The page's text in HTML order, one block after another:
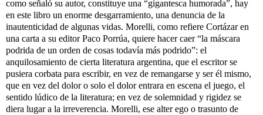
como señaló su autor, constituye una “gigantesca humorada”, hay
en este libro un enorme desgarramiento, una denuncia de la
inautenticidad de algunas vidas. Morelli, como refiere Cortázar en
una carta a su editor Paco Porrúa, quiere hacer caer “la máscara
podrida de un orden de cosas todavía más podrido”: el
anquilosamiento de cierta literatura argentina, que el escritor se
pusiera corbata para escribir, en vez de remangarse y ser él mismo,
que en vez del dolor o solo el dolor entrara en escena el juego, el
sentido lúdico de la literatura; en vez de solemnidad y rigidez se
diera lugar a la irreverencia. Morelli, ese alter ego o trasunto de